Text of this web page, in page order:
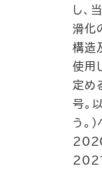
し、
滑化
構造
使用
定め
号。
う。
2020
2021